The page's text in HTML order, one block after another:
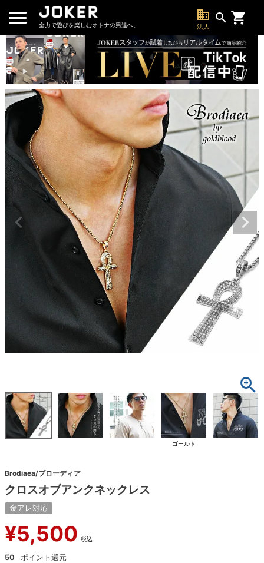
全力で遊びを楽しむオトナの男達へ。
business
法人
search
ゴールド
Brodiaea/ブローディア
クロスオブアンクネックレス
金アレ対応
¥5,500 税込
50